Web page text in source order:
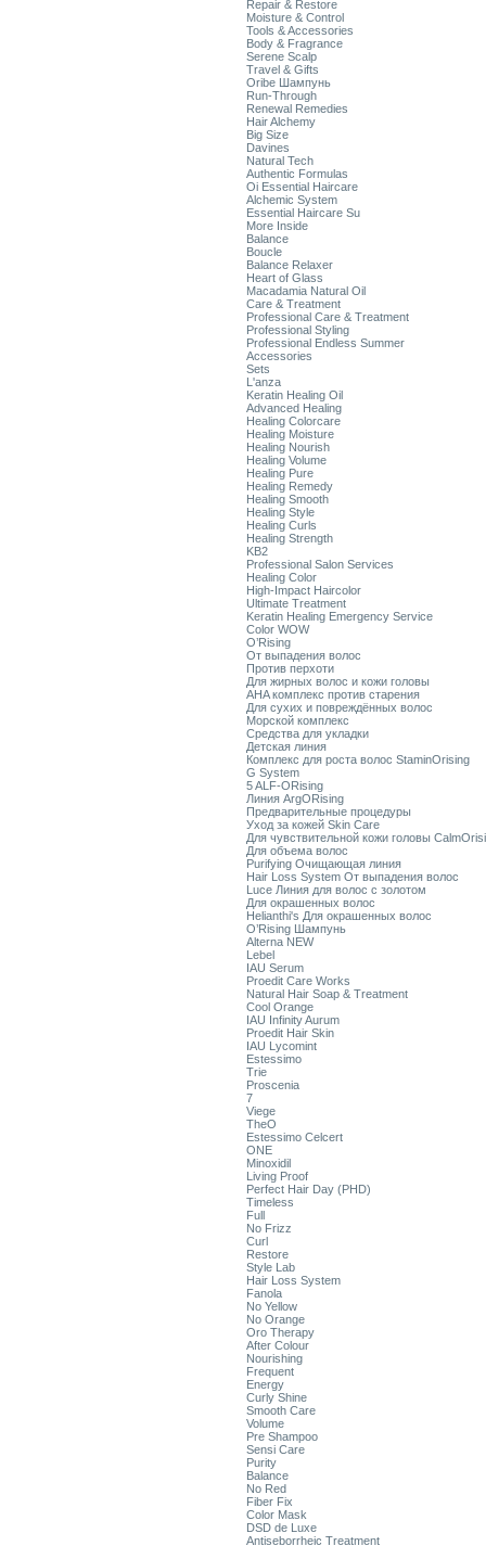
Repair & Restore
Moisture & Control
Tools & Accessories
Body & Fragrance
Serene Scalp
Travel & Gifts
Oribe Шампунь
Run-Through
Renewal Remedies
Hair Alchemy
Big Size
Davines
Natural Tech
Authentic Formulas
Oi Essential Haircare
Alchemic System
Essential Haircare Su
More Inside
Balance
Boucle
Balance Relaxer
Heart of Glass
Macadamia Natural Oil
Care & Treatment
Professional Care & Treatment
Professional Styling
Professional Endless Summer
Accessories
Sets
L'anza
Keratin Healing Oil
Advanced Healing
Healing Colorcare
Healing Moisture
Healing Nourish
Healing Volume
Healing Pure
Healing Remedy
Healing Smooth
Healing Style
Healing Curls
Healing Strength
KB2
Professional Salon Services
Healing Color
High-Impact Haircolor
Ultimate Treatment
Keratin Healing Emergency Service
Color WOW
O’Rising
От выпадения волос
Против перхоти
Для жирных волос и кожи головы
AHA комплекс против старения
Для сухих и повреждённых волос
Морской комплекс
Средства для укладки
Детская линия
Комплекс для роста волос StaminOrising
G System
5 ALF-ORising
Линия ArgORising
Предварительные процедуры
Уход за кожей Skin Care
Для чувствительной кожи головы
Для объема волос
Purifying Очищающая линия
Hair Loss System От выпадения волос
Luce Линия для волос с золотом
Для окрашенных волос
Helianthi's Для окрашенных волос
O’Rising Шампунь
Alterna NEW
Lebel
IAU Serum
Proedit Care Works
Natural Hair Soap & Treatment
Cool Orange
IAU Infinity Aurum
Proedit Hair Skin
IAU Lycomint
Estessimo
Trie
Proscenia
7
Viege
TheO
Estessimo Celcert
ONE
Minoxidil
Living Proof
Perfect Hair Day (PHD)
Timeless
Full
No Frizz
Curl
Restore
Style Lab
Hair Loss System
Fanola
No Yellow
No Orange
Oro Therapy
After Colour
Nourishing
Frequent
Energy
Curly Shine
Smooth Care
Volume
Pre Shampoo
Sensi Care
Purity
Balance
No Red
Fiber Fix
Color Mask
DSD de Luxe
Antiseborrheic Treatment